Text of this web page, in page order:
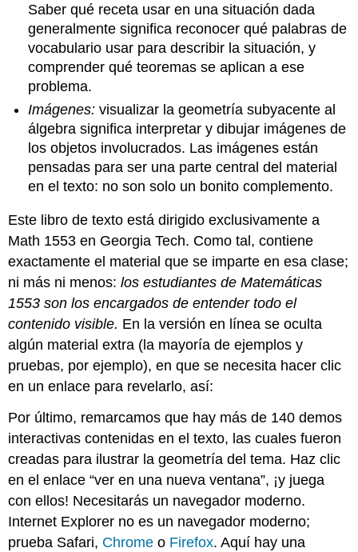
Saber qué receta usar en una situación dada
generalmente significa reconocer qué palabras de
vocabulario usar para describir la situación, y
comprender qué teoremas se aplican a ese
problema.
Imágenes: visualizar la geometría subyacente al
álgebra significa interpretar y dibujar imágenes de
los objetos involucrados. Las imágenes están
pensadas para ser una parte central del material
en el texto: no son solo un bonito complemento.
Este libro de texto está dirigido exclusivamente a
Math 1553 en Georgia Tech. Como tal, contiene
exactamente el material que se imparte en esa clase;
ni más ni menos:los estudiantes de Matemáticas
1553 son los encargados de entender todo el
contenido visible. En la versión en línea se oculta
algún material extra (la mayoría de ejemplos y
pruebas, por ejemplo), en que se necesita hacer clic
en un enlace para revelarlo, así:
Por último, remarcamos que hay más de 140 demos
interactivas contenidas en el texto, las cuales fueron
creadas para ilustrar la geometría del tema. Haz clic
en el enlace “ver en una nueva ventana”, ¡y juega
con ellos! Necesitarás un navegador moderno.
Internet Explorer no es un navegador moderno;
prueba Safari, Chrome o Firefox. Aquí hay una